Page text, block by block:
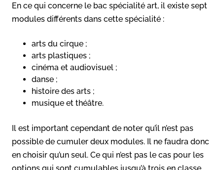
En ce qui concerne le bac spécialité art, il existe sept
modules différents dans cette spécialité :
arts du cirque ;
arts plastiques ;
cinéma et audiovisuel ;
danse ;
histoire des arts ;
musique et théâtre.
Il est important cependant de noter qu’il n’est pas
possible de cumuler deux modules. Il ne faudra donc
en choisir qu’un seul. Ce qui n’est pas le cas pour les